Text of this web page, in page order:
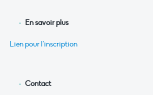
En savoir plus
Lien pour l’inscription
Contact